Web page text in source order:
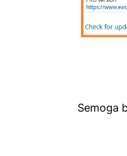
Semoga